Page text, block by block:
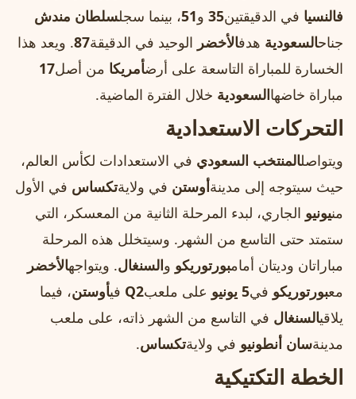
فالنسيا في الدقيقتين35 و51، بينما سجلسلطان مندش
جناحالسعودية هدفالأخضر الوحيد في الدقيقة87. ويعد هذا
الخسارة للمباراة التاسعة على أرضأمريكا من أصل17
مباراة خاضهاالسعودية خلال الفترة الماضية.
التحركات الاستعدادية
ويتواصلالمنتخب السعودي في الاستعدادات لكأس العالم،
حيث سيتوجه إلى مدينةأوستن في ولايةتكساس في الأول
منيونيو الجاري، لبدء المرحلة الثانية من المعسكر، التي
ستمتد حتى التاسع من الشهر. وسيتخلل هذه المرحلة
مباراتان وديتان أمامبورتوريكو والسنغال. ويتواجهالأخضر
معبورتوريكو في5 يونيو على ملعبQ2 فيأوستن، فيما
يلاقيالسنغال في التاسع من الشهر ذاته، على ملعب
مدينةسان أنطونيو في ولايةتكساس.
الخطة التكتيكية